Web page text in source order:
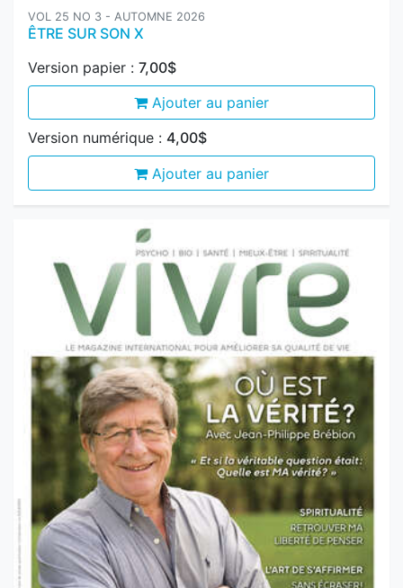
Version numérique :4,00$
Ajouter au panier